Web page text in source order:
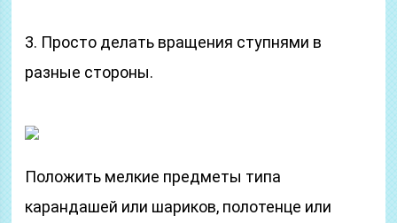
3. Просто делать вращения ступнями в
разные стороны.
Положить мелкие предметы типа
карандашей или шариков, полотенце или